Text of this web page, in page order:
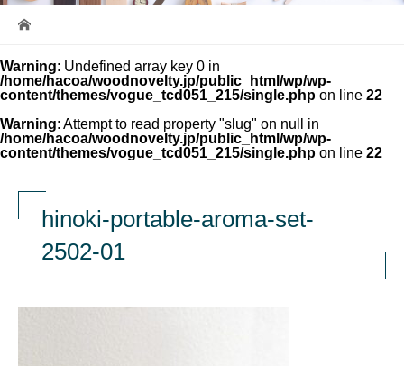
Warning: Undefined array key 0 in
/home/hacoa/woodnovelty.jp/public_html/wp/wp-
content/themes/vogue_tcd051_215/single.php on line 22
Warning: Attempt to read property "slug" on null in
/home/hacoa/woodnovelty.jp/public_html/wp/wp-
content/themes/vogue_tcd051_215/single.php on line 22
hinoki-portable-aroma-set-
2502-01